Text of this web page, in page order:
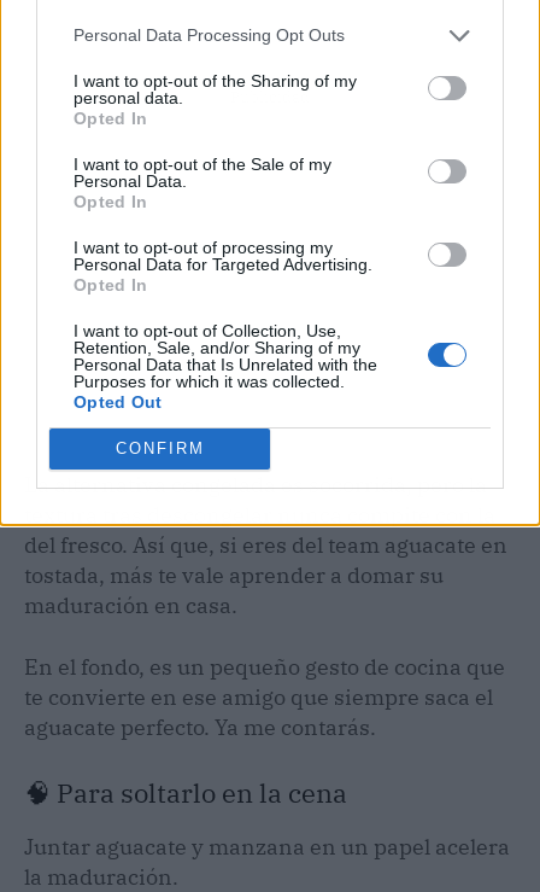
Personal Data Processing Opt Outs
I want to opt-out of the Sharing of my
personal data.
Opted In
I want to opt-out of the Sale of my
Personal Data.
Opted In
I want to opt-out of processing my
Personal Data for Targeted Advertising.
Opted In
I want to opt-out of Collection, Use,
Retention, Sale, and/or Sharing of my
Personal Data that Is Unrelated with the
Purposes for which it was collected.
Opted Out
CONFIRM
Publicidad
La alternativa congelada es socorrida, pero la
del fresco. Así que, si eres del team aguacate en
tostada, más te vale aprender a domar su
maduración en casa.
En el fondo, es un pequeño gesto de cocina que
te convierte en ese amigo que siempre saca el
aguacate perfecto. Ya me contarás.
🧠 Para soltarlo en la cena
Juntar aguacate y manzana en un papel acelera
la maduración.